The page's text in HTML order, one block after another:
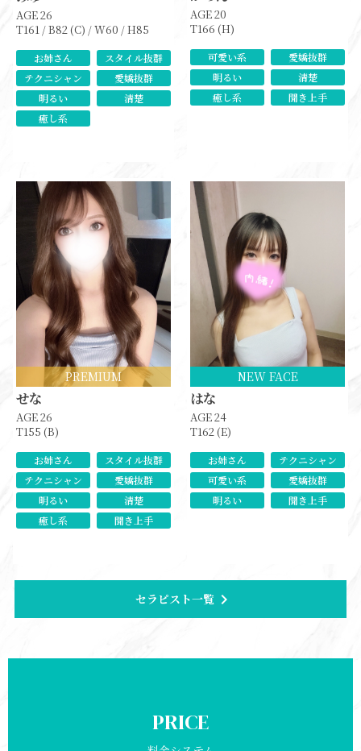
AGE 26
T161 / B82 (C) / W60 / H85
お姉さん
スタイル抜群
テクニシャン
愛嬌抜群
明るい
清楚
癒し系
AGE 20
T166 (H)
可愛い系
愛嬌抜群
明るい
清楚
癒し系
聞き上手
PREMIUM
せな
AGE 26
T155 (B)
お姉さん
スタイル抜群
テクニシャン
愛嬌抜群
明るい
清楚
癒し系
聞き上手
NEW FACE
はな
AGE 24
T162 (E)
お姉さん
テクニシャン
可愛い系
愛嬌抜群
明るい
聞き上手
セラピスト一覧 chevron_right
PRICE